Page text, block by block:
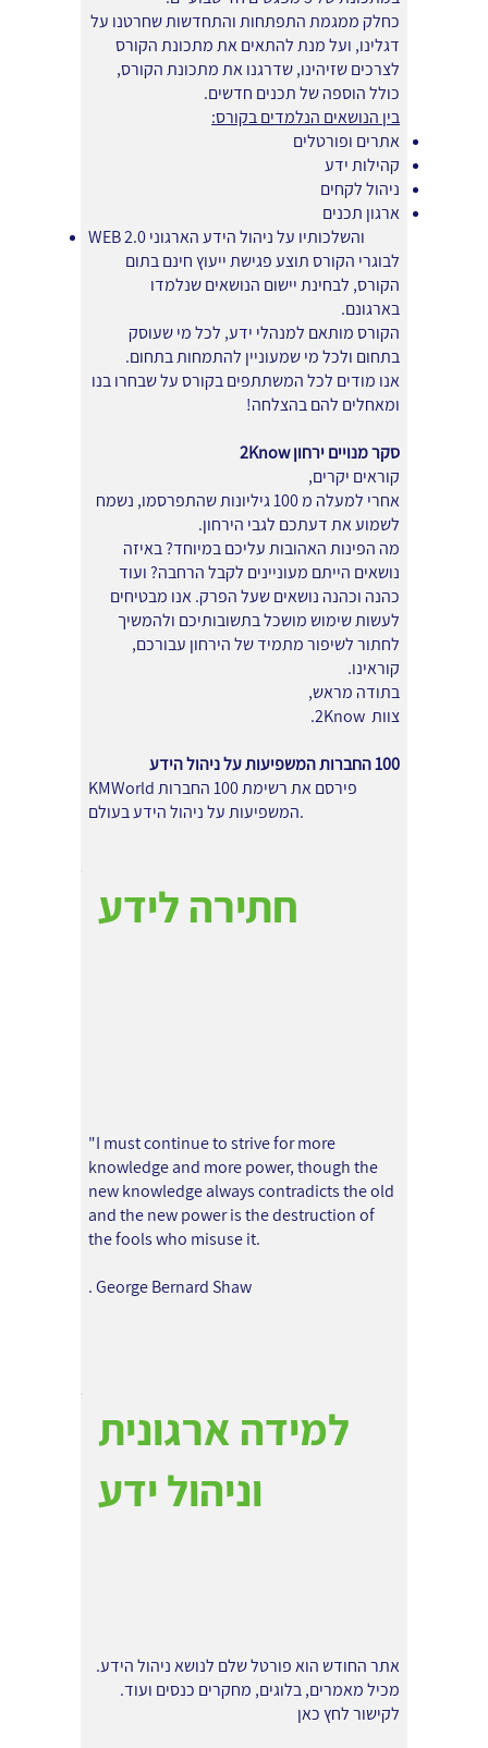
כחלק ממגמת התפתחות והתחדשות שחרטנו על
דגלינו, ועל מנת להתאים את מתכונת הקורס
לצרכים שזיהינו, שדרגנו את מתכונת הקורס,
כולל הוספה של תכנים חדשים.
בין הנושאים הנלמדים בקורס:
אתרים ופורטלים
קהילות ידע
ניהול לקחים
ארגון תכנים
WEB 2.0 והשלכותיו על ניהול הידע הארגוני
לבוגרי הקורס תוצע פגישת ייעוץ חינם בתום
הקורס, לבחינת יישום הנושאים שנלמדו
בארגונם.
הקורס מותאם למנהלי ידע, לכל מי שעוסק
בתחום ולכל מי שמעוניין להתמחות בתחום.
אנו מודים לכל המשתתפים בקורס על שבחרו בנו
ומאחלים להם בהצלחה!
סקר מנויים ירחון 2Know
קוראים יקרים,
אחרי למעלה מ 100 גיליונות שהתפרסמו, נשמח
לשמוע את דעתכם לגבי הירחון.
מה הפינות האהובות עליכם במיוחד? באיזה
נושאים הייתם מעוניינים לקבל הרחבה? ועוד
כהנה וכהנה נושאים שעל הפרק. אנו מבטיחים
לעשות שימוש מושכל בתשובותיכם ולהמשיך
לחתור לשיפור מתמיד של הירחון עבורכם,
קוראינו.
בתודה מראש,
צוות 2Know.
100 החברות המשפיעות על ניהול הידע
KMWorld פירסם את רשימת 100 החברות
המשפיעות על ניהול הידע בעולם.
חתירה לידע
"I must continue to strive for more
knowledge and more power, though the
new knowledge always contradicts the old
and the new power is the destruction of
the fools who misuse it.
. George Bernard Shaw
למידה ארגונית
וניהול ידע
אתר החודש הוא פורטל שלם לנושא ניהול הידע.
מכיל מאמרים, בלוגים, מחקרים כנסים ועוד.
לקישור לחץ כאן